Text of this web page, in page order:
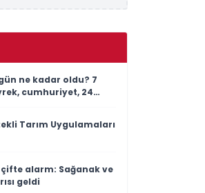
ne kadar oldu? 7
cumhuriyet, 24
Tarım Uygulamaları
alarm: Sağanak ve
geldi